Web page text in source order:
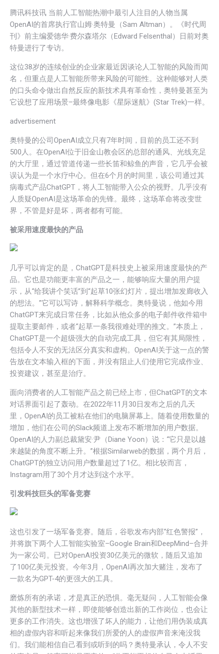
腾讯科技讯 当前人工智能热潮中最引人注目的人物当属
OpenAI的首席执行官山姆·奥特曼（Sam Altman）。《时代周
刊》前主编爱德华·费尔森塔尔（Edward Felsenthal）日前对奥
特曼进行了专访。
这位38岁的连续创业的企业家最近因谈论人工智能的风险而闻
名，但重点是人工智能所带来风险的可能性。这种能够对人类
的口头命令做出自然反应的新技术具有革命性，奥特曼甚至为
它设想了应用场景–最终像电影《星际迷航》(Star Trek)一样。
advertisement
奥特曼的公司OpenAI成立只有7年时间，目前的员工还不到
500人。在OpenAI位于旧金山教会区的总部的通风、光线充足
的大厅里，通过管道传递一些长笛和鲸鱼的声音，它几乎会被
误认为是一个水疗中心。但在6个月的时间里，该公司通过其
病毒式产品ChatGPT，将人工智能带入公众的视野。几乎没有
人质疑OpenAI是这场革命的先锋。最终，这场革命将改变世
界，不管是好是坏，两者都有可能。
被采用速度最快的产品
几乎可以肯定的是，ChatGPT是科技史上被采用速度最快的产
品。它也是功能更丰富的产品之一，能够响应大量的用户提
示，从“给我讲个笑话”到“起草10张幻灯片，提出增加发廊收入
的想法。”它可以写诗，解释科学概念。奥特曼说，他如今用
ChatGPT来完成日常任务，比如从他众多的电子邮件收件箱中
提取主要邮件，或者“起草一条我很难处理的推文。”本质上，
ChatGPT是一个超级强大的自动完成工具，但它有其局限性，
包括令人不安的无法区分真实和虚构。OpenAI关于这一点的警
告放在文本输入框的下面，并没有阻止人们使用它完成作业、
投资建议，甚至是治疗。
面向消费者的人工智能产品之前已经上市，但ChatGPT的文本
对话界面引起了轰动。在2022年11月30日发布之后的几天
里，OpenAI的员工被粘在他们的电脑屏幕上。随着使用数量的
增加，他们在公司的Slack频道上发布不断增加的用户数据。
OpenAI的人力副总裁黛安·尹（Diane Yoon）说：“它只是以越
来越陡的角度不断上升。”根据Similarweb的数据，两个月后，
ChatGPT的独立访问用户数量超过了1亿。相比较而言，
Instagram用了30个月才达到这个水平。
引发科技巨头的军备竞赛
这也引发了一场军备竞赛。随后，谷歌发布内部“红色警报”，
并将旗下两个人工智能实验室–Google Brain和DeepMind–合并
为一家公司。已对OpenAI投资30亿美元的微软，随后又追加
了100亿美元投资。今年3月，OpenAI再次加大赌注，发布了
一款名为GPT-4的更强大的工具。
磨炼所有的承诺，才是真正的恐惧。毫无疑问，人工智能会像
其他的新型技术一样，即使能够创造出新的工作岗位，也会让
更多的工作消失。这也增强了坏人的能力，让他们用伪装成真
相的虚假内容和听起来像我们所爱的人的虚假声音来淹没我
们。我们能相信自己看到或听到的吗？奥特曼承认，令人不安